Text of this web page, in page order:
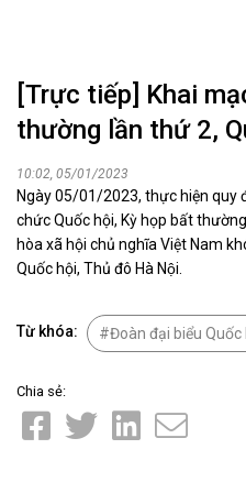
[Trực tiếp] Khai
thường lần thứ 2,
10:02, 05/01/2023
Ngày 05/01/2023, thực hiện quy
chức Quốc hội, Kỳ họp bất
hòa xã hội chủ nghĩa Việt Nam
Quốc hội, Thủ đô Hà Nội.
Từ khóa: Đoàn đại biểu Quốc
Chia sẻ: